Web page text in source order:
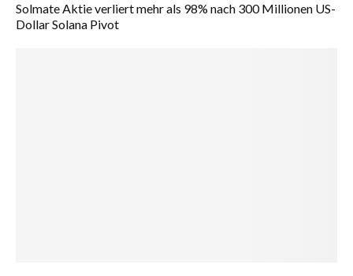
Solmate Aktie verliert mehr als 98% nach 300 Millionen US-
Dollar Solana Pivot